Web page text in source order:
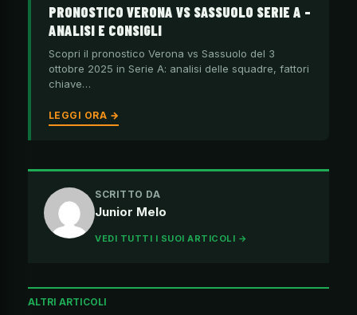
PRONOSTICO VERONA VS SASSUOLO SERIE A –
ANALISI E CONSIGLI
Scopri il pronostico Verona vs Sassuolo del 3
ottobre 2025 in Serie A: analisi delle squadre, fattori
chiave…
LEGGI ORA →
SCRITTO DA
Junior Melo
VEDI TUTTI I SUOI ARTICOLI →
ALTRI ARTICOLI